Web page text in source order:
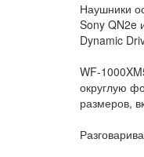
Наушники
Sony QN2e
Dynamic
WF-
округлую
размеров,